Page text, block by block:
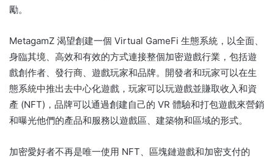
勵。
MetagamZ 渴望創建一個 Virtual GameFi 生態系統，以全面、
身臨其境、高效和有效的方式連接整個加密遊戲行業，包括遊
戲創作者、發行商、遊戲玩家和品牌。 開發者和玩家可以在生
態系統中推出去中心化遊戲，玩家可以玩遊戲並賺取收入和資
產 (NFT)，品牌可以通過創建自己的 VR 體驗和打包遊戲來營銷
和曝光他們的產品和服務以遊戲區、建築物和區域的形式。
加密愛好者不再是唯一使用 NFT、區塊鏈遊戲和加密支付的